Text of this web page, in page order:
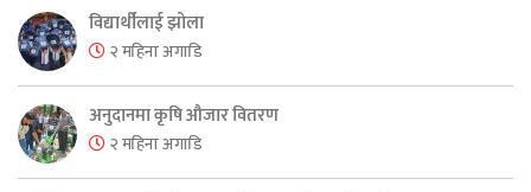
विद्यार्थीलाई झोला
२ महिना अगाडि
अनुदानमा कृषि औजार वितरण
२ महिना अगाडि